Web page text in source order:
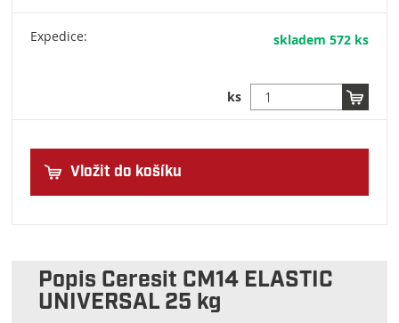
Expedice: skladem 572 ks
ks
Vložit do košíku
Popis Ceresit CM14 ELASTIC
UNIVERSAL 25 kg